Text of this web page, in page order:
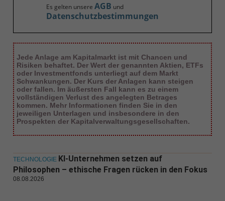
Es gelten unsere AGB und
Datenschutzbestimmungen
Jede Anlage am Kapitalmarkt ist mit Chancen und
Risiken behaftet. Der Wert der genannten Aktien, ETFs
oder Investmentfonds unterliegt auf dem Markt
Schwankungen. Der Kurs der Anlagen kann steigen
oder fallen. Im äußersten Fall kann es zu einem
vollständigen Verlust des angelegten Betrages
kommen. Mehr Informationen finden Sie in den
jeweiligen Unterlagen und insbesondere in den
Prospekten der Kapitalverwaltungsgesellschaften.
TECHNOLOGIE KI-Unternehmen setzen auf
Philosophen – ethische Fragen rücken in den Fokus
08.08.2026